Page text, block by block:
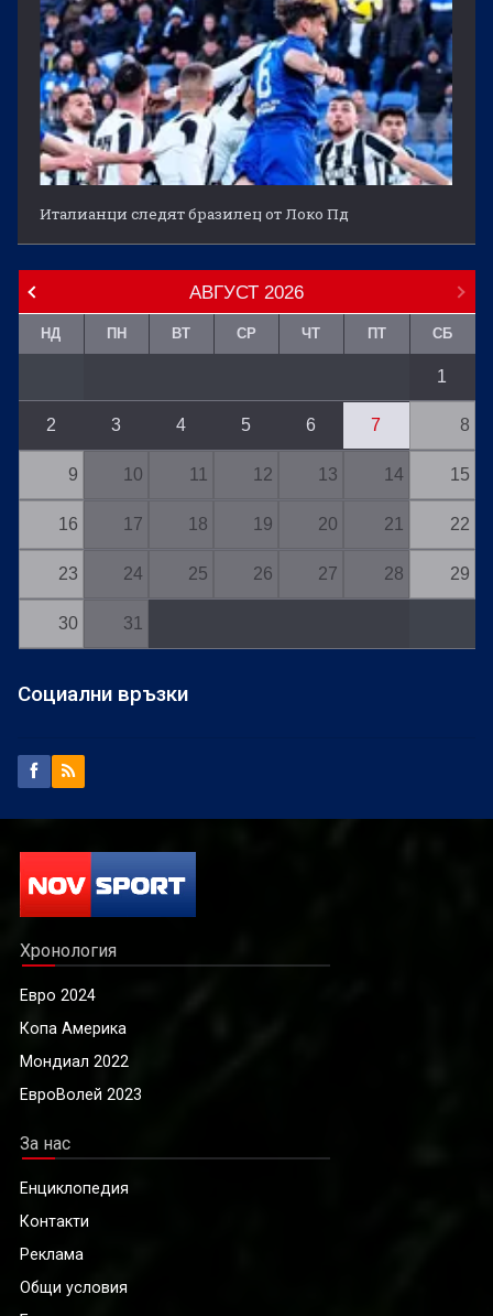
Италианци следят бразилец от Локо Пд
АВГУСТ 2026
НД ПН ВТ СР ЧТ ПТ СБ
1
2 3 4 5 6 7 8
9 10 11 12 13 14 15
16 17 18 19 20 21 22
23 24 25 26 27 28 29
30 31
Социални връзки
Хронология
Евро 2024
Копа Америка
Мондиал 2022
ЕвроВолей 2023
За нас
Енциклопедия
Контакти
Реклама
Общи условия